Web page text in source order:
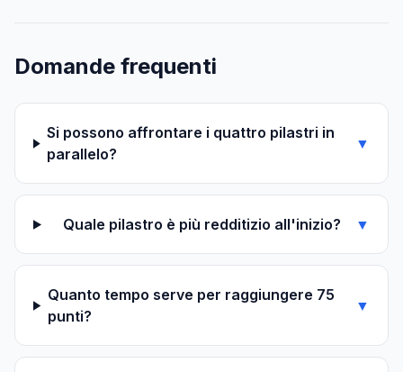
Domande frequenti
Si possono affrontare i quattro pilastri in
parallelo?
▼
Quale pilastro è più redditizio all'inizio? ▼
Quanto tempo serve per raggiungere 75
punti?
▼